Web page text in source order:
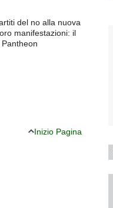
del no alla nuova
manifestazioni: il
Inizio Pagina